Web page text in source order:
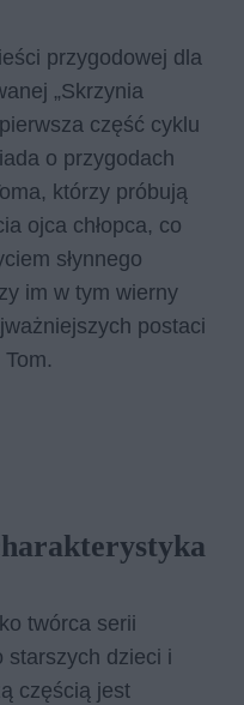
przygodowej dla
„Skrzynia
część cyklu
o przygodach
którzy próbują
ojca chłopca, co
słynnego
im w tym wierny
postaci
twórca serii
starszych dzieci i
częścią jest